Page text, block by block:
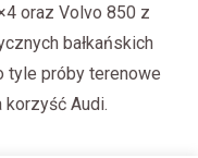
oraz Volvo 850 z
bałkańskich
tyle próby terenowe
korzyść Audi.